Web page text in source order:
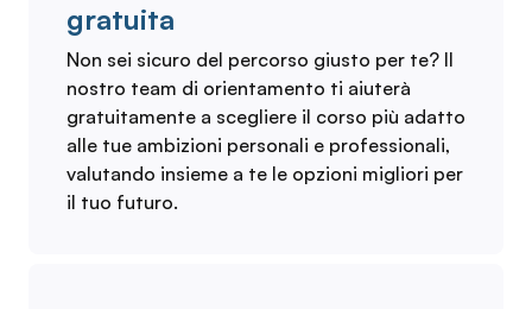
gratuita
Non sei sicuro del percorso giusto per te? Il
nostro team di orientamento ti aiuterà
gratuitamente a scegliere il corso più adatto
alle tue ambizioni personali e professionali,
valutando insieme a te le opzioni migliori per
il tuo futuro.